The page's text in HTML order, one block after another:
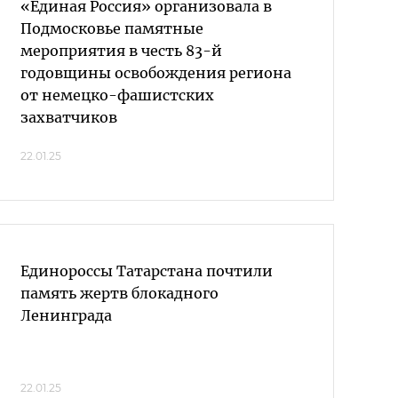
«Единая Россия» организовала в
Подмосковье памятные
мероприятия в честь 83-й
годовщины освобождения региона
от немецко-фашистских
захватчиков
22.01.25
Единороссы Татарстана почтили
память жертв блокадного
Ленинграда
22.01.25